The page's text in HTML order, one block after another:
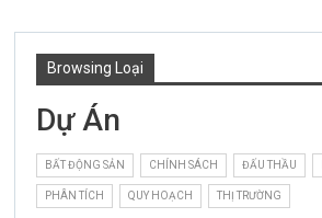
Browsing Loại
Dự Án
BẤT ĐỘNG SẢN CHÍNH SÁCH ĐẤU THẦU
PHÂN TÍCH QUY HOẠCH THỊ TRƯỜNG